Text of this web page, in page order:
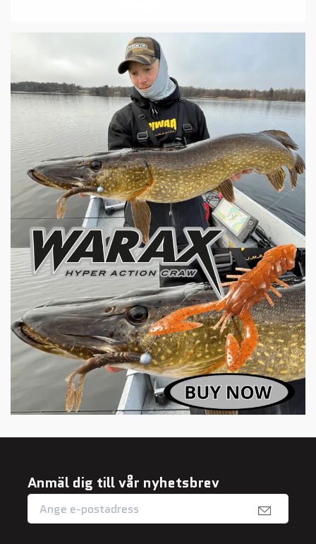
Anmäl dig till vår nyhetsbrev